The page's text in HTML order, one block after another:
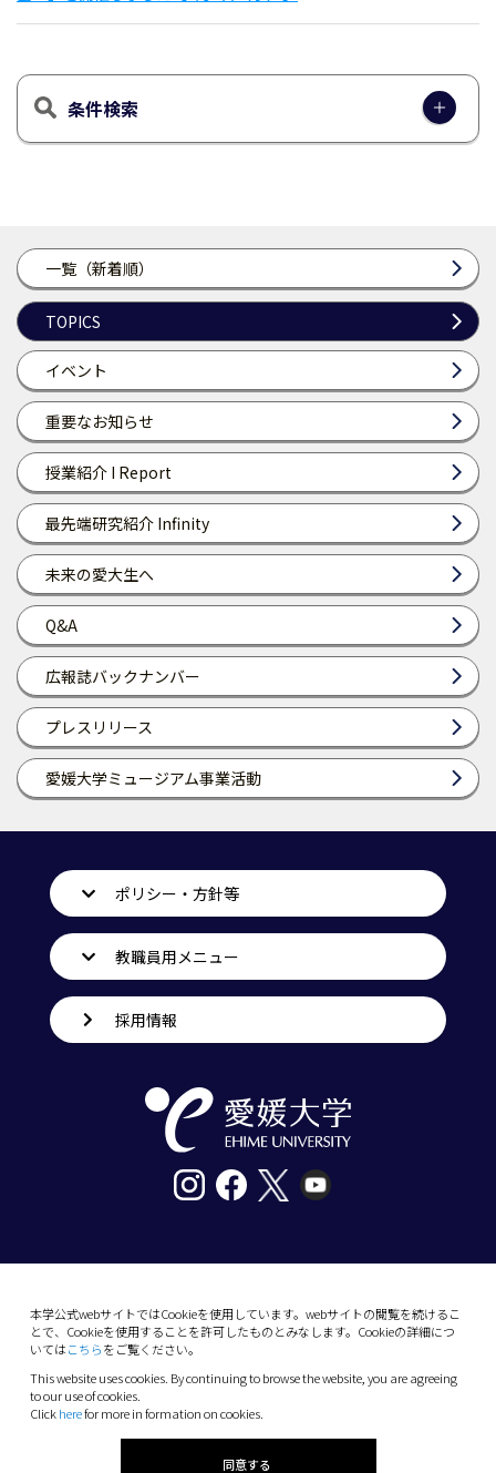
一覧（新着順）
TOPICS
イベント
重要なお知らせ
授業紹介 I Report
最先端研究紹介 Infinity
未来の愛大生へ
Q&A
広報誌バックナンバー
プレスリリース
愛媛大学ミュージアム事業活動
条件検索
本学公式webサイトではCookieを使用しています。webサイトの閲覧を続けるこ
とで、Cookieを使用することを許可したものとみなします。Cookieの詳細につ
いてはこちらをご覧ください。
This website uses cookies. By continuing to browse the website, you are agreeing
to our use of cookies.
Clickherefor more in formation on cookies.
同意する
ポリシー・方針等
教職員用メニュー
採用情報
10-13 Dogo-Himata, Matsuyama, Ehime 790-
Phone: +81 89-927-9000
(C) 2026 Ehime University.